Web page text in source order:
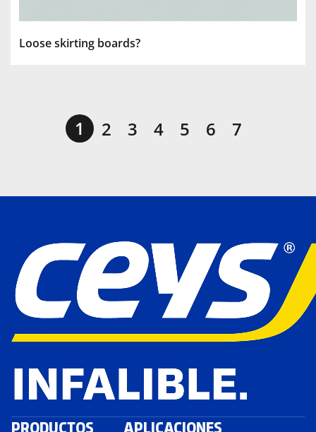
Loose skirting boards?
1 2 3 4 5 6 7
PRODUCTOS APLICACIONES